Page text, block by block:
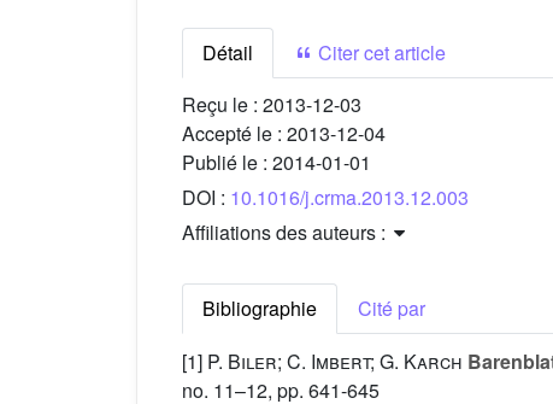
Détail
Citer cet article
Reçu le : 2013-12-03
Accepté le : 2013-12-04
Publié le : 2014-01-01
DOI : 10.1016/j.crma.2013.12.003
Affiliations des auteurs :
Bibliographie
Cité par
[1] P. Biler; C. Imbert; G. Karch
no. 11–12, pp. 641-645